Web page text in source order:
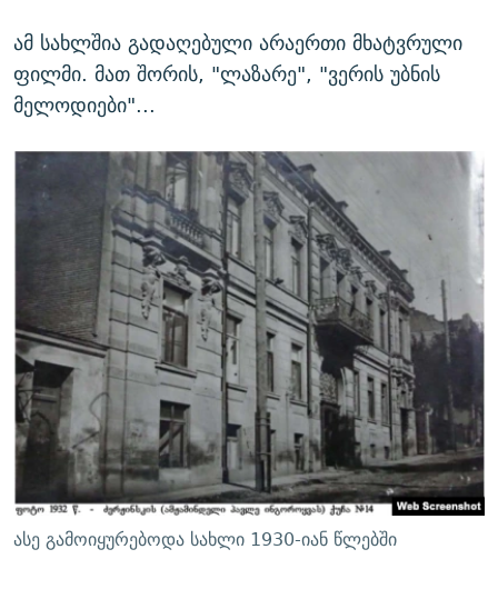
ამ სახლშია გადაღებული არაერთი მხატვრული
ფილმი. მათ შორის, "ლაზარე", "ვერის უბნის
მელოდიები"...
ასე გამოიყურებოდა სახლი 1930-იან წლებში